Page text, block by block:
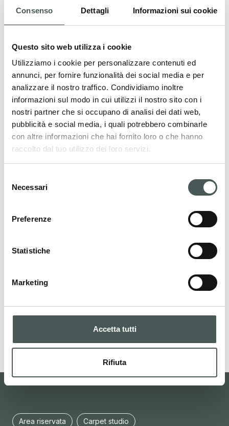
Consenso Dettagli Informazioni sui cookie
Questo sito web utilizza i cookie
Utilizziamo i cookie per personalizzare contenuti ed
annunci, per fornire funzionalità dei social media e per
analizzare il nostro traffico. Condividiamo inoltre
informazioni sul modo in cui utilizzi il nostro sito con i
nostri partner che si occupano di analisi dei dati web,
pubblicità e social media, i quali potrebbero combinarle
con altre informazioni che hai fornito loro o che hanno
raccolto dal tuo utilizzo dei loro servizi.
delNecessari
Preferenze
Statistiche
Marketing
Accetta tutti
Rifiuta
Scopri le nostre pavimentazioni tessili per il
tuoi interni con stile ed eleganza.
PRODOTTI
Mettiti in contatto
preventivo o iniziare una collaborazione. Il
nostro team dedicato è a tua disposizione
progetto.
Area riservata Carpet studio